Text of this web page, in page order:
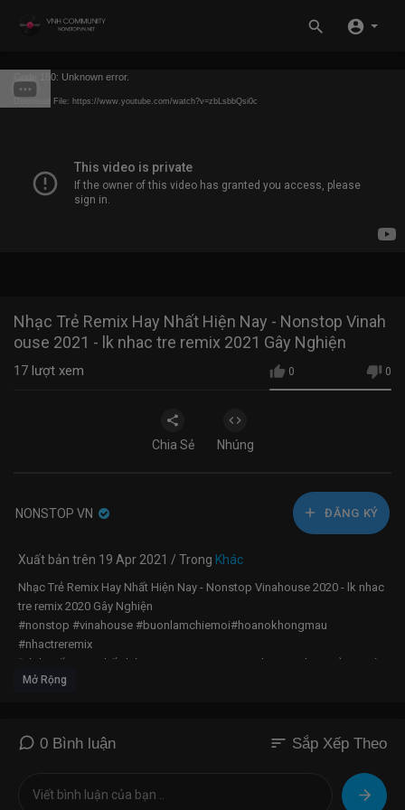
Code 150: Unknown error.
Download File: https://www.youtube.com/watch?v=zbLsbbQsi0c
Nhạc Trẻ Remix Hay Nhất Hiện Nay - Nonstop Vinah
ouse 2021 - lk nhac tre remix 2021 Gây Nghiện
0 0
17 lượt xem
Chia Sẻ Nhúng
NONSTOP VN ĐĂNG KÝ
Xuất bản trên 19 Apr 2021 / Trong Khác
Nhạc Trẻ Remix Hay Nhất Hiện Nay - Nonstop Vinahouse 2020 - lk nhac
tre remix 2020 Gây Nghiện
#nonstop #vinahouse #buonlamchiemoi#hoanokhongmau
#nhactreremix
Đánh Mất Em x Thế Thái Remix | NONSTOP Vinahouse Nhạc Trẻ DJ Việt
Mix Remix 2021 Mới Nhất Hiện Nay
Nhạc Trẻ Remix, Việt Mix NONSTOP 2020 Vinahouse, LK Nhạc Trẻ
https://www.youtube.com/watch?
v=4Of38ZUnV7Q
Mở Rộng
0 Bình luận sort Sắp Xếp Theo